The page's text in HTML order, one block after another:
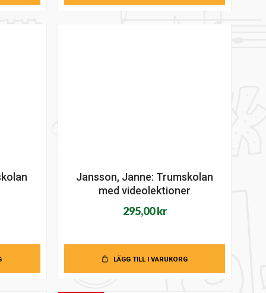
362,00 kr.262,00 kr.
Jansson, Janne: Trumskolan
med videolektioner
295,00kr
LÄGG TILL I VARUKORG